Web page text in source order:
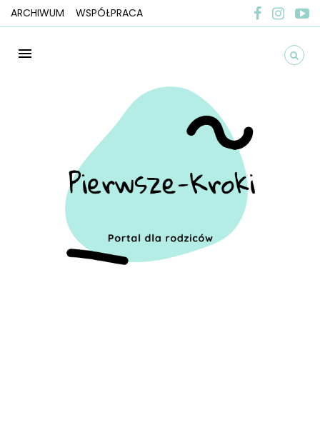
ARCHIWUM WSPÓŁPRACA